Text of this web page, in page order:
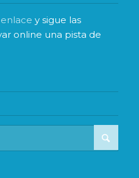
enlace y sigue las
online una pista de